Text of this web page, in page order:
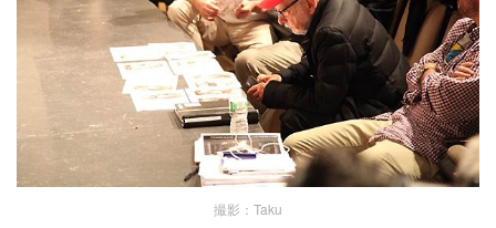
撮影：Taku